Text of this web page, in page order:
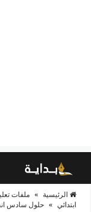
الرئيسية » ملفات
ابتدائي » حلول سادس